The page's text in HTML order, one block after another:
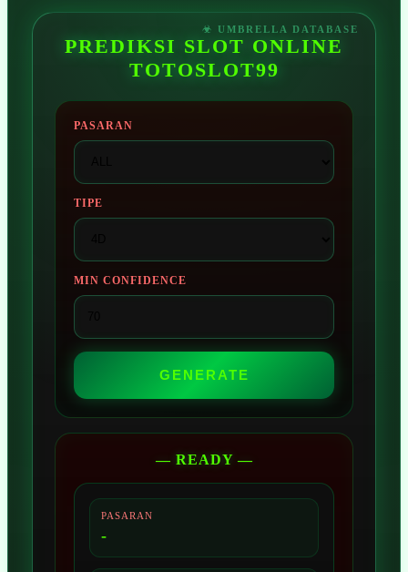
PREDIKSI SLOT ONLINE
TOTOSLOT99
PASARAN
TIPE
MIN CONFIDENCE
GENERATE
— READY —
PASARAN
-